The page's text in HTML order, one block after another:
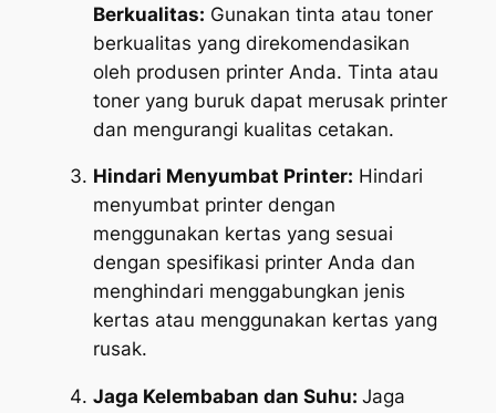
Berkualitas: Gunakan tinta atau toner
berkualitas yang direkomendasikan
oleh produsen printer Anda. Tinta atau
toner yang buruk dapat merusak printer
dan mengurangi kualitas cetakan.
Hindari Menyumbat Printer: Hindari
menyumbat printer dengan
menggunakan kertas yang sesuai
dengan spesifikasi printer Anda dan
menghindari menggabungkan jenis
kertas atau menggunakan kertas yang
rusak.
Jaga Kelembaban dan Suhu: Jaga